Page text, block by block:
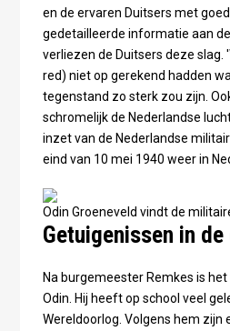
en de ervaren Duitsers met
gedetailleerde informatie aan
verliezen de Duitsers deze slag.
red) niet op gerekend hadden
tegenstand zo sterk zou zijn.
schromelijk de Nederlandse
inzet van de Nederlandse
eind van 10 mei 1940 weer in
Odin Groeneveld vindt de
Getuigenissen in de
Na burgemeester Remkes is
Odin. Hij heeft op school veel
Wereldoorlog. Volgens hem zijn